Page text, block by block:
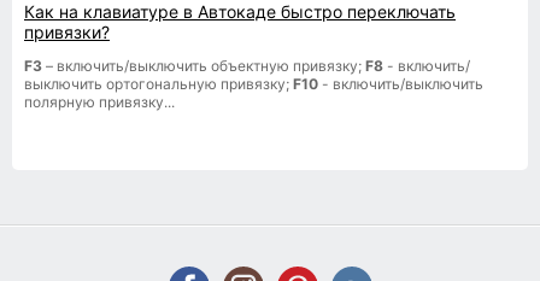
Как на клавиатуре в Автокаде быстро переключать
привязки?
F3 – включить/выключить объектную привязку; F8 - включить/
выключить ортогональную привязку; F10 - включить/выключить
полярную привязку...